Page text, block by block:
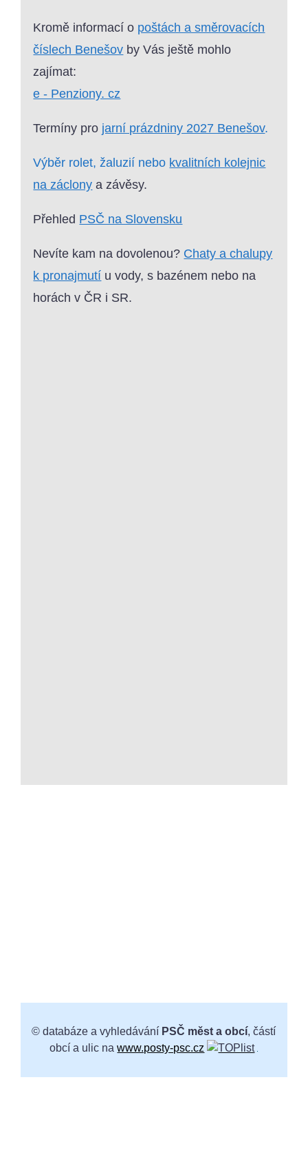
Kromě informací o poštách a směrovacích
číslech Benešov by Vás ještě mohlo
zajímat:
e - Penziony. cz
Termíny pro jarní prázdniny 2027 Benešov.
Výběr rolet, žaluzií nebo kvalitních kolejnic
na záclony a závěsy.
Přehled PSČ na Slovensku
Nevíte kam na dovolenou? Chaty a chalupy
k pronajmutí u vody, s bazénem nebo na
horách v ČR i SR.
© databáze a vyhledávání PSČ měst a obcí, částí
obcí a ulic nawww.posty-psc.cz